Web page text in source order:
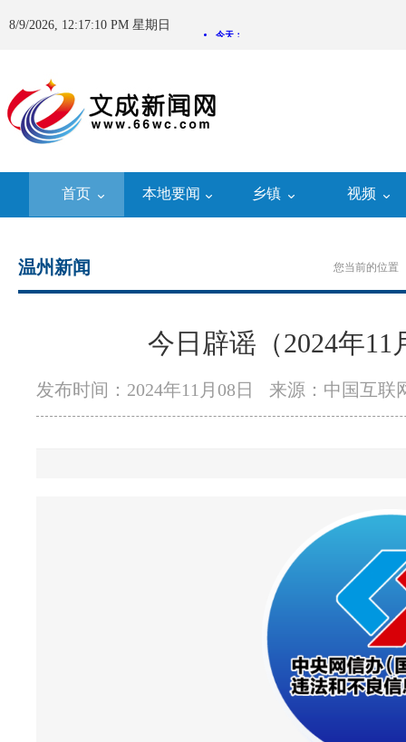
8/9/2026, 12:17:11 PM 星期日
首页 本地要闻 乡镇 视频
您当前的位置
温州新闻
今日辟谣（2024年11
发布时间：2024年11月08日 来源：中国互联